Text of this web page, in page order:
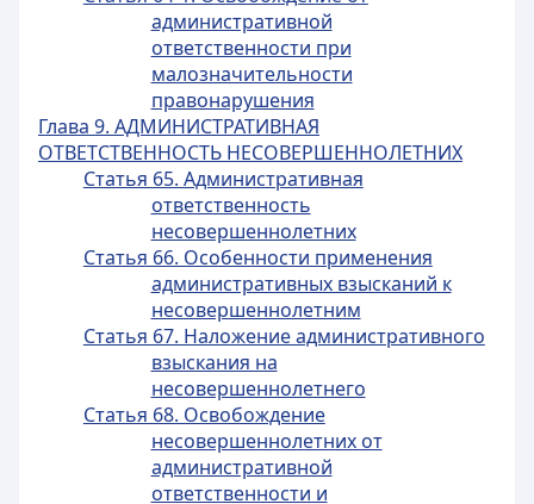
административной
ответственности при
малозначительности
правонарушения
Глава 9. АДМИНИСТРАТИВНАЯ
ОТВЕТСТВЕННОСТЬ НЕСОВЕРШЕННОЛЕТНИХ
Статья 65. Административная
ответственность
несовершеннолетних
Статья 66. Особенности применения
административных взысканий к
несовершеннолетним
Статья 67. Наложение административного
взыскания на
несовершеннолетнего
Статья 68. Освобождение
несовершеннолетних от
административной
ответственности и